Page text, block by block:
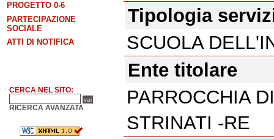
Tipologia
SCUOLA
Ente titolare
PARROCCHIA
STRINATI -RE
PROGETTO 0-6
PARTECIPAZIONE
SOCIALE
ATTI DI NOTIFICA
CERCA NEL SITO:
RICERCA AVANZATA